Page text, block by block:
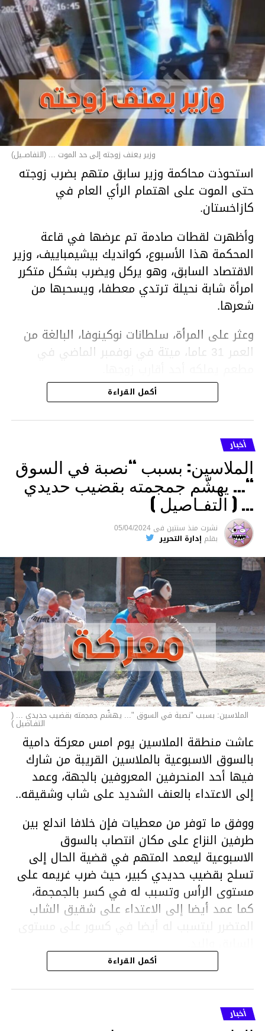
وزير يعنف زوجته إلى حد الموت ... (التفاصــيل)
استحوذت محاكمة وزير سابق متهم بضرب زوجته
حتى الموت على اهتمام الرأي العام في
كازاخستان.
وأظهرت لقطات صادمة تم عرضها في قاعة
المحكمة هذا الأسبوع، كوانديك بيشيمباييف، وزير
الاقتصاد السابق، وهو يركل ويضرب بشكل متكرر
امرأة شابة نحيلة ترتدي معطفا، ويسحبها من
شعرها.
وعثر على المرأة، سلطانات نوكينوفا، البالغة من
العمر 31 عاما، ميتة في نوفمبر الماضي في
ووفقا لتقرير الطبيب الشرعي، توفيت نوكينوفا
متأثرة بصدمة في الدماغ، وكانت إحدى عظام
أنفها مكسورة وكانت هناك كدمات متعددة على
وجهها ورأسها وذراعيها ويديها.
ويواجه بيشيمباييف (43 عاما) اتهامات بالتعذيب
والقتل باستخدام العنف الشديد ويواجه عقوبة
السجن لمدة تصل إلى 20 عاما.
الأخبار
أكمل القراءة
أخبار
الملاسين: بسبب “نصبة في السوق
“… يهشّم جمجمته بقضيب حديدي
… ( التفـاصيل )
نشرت منذ سنتين فى 05/04/2024
بقلم إدارة التحرير
الملاسين: بسبب "نصبة في السوق "... يهشّم جمجمته بقضيب حديدي ... (
التفـاصيل )
عاشت منطقة الملاسين يوم امس معركة دامية
بالسوق الاسبوعية بالملاسين القريبة من شارك
فيها أحد المنحرفين المعروفين بالجهة، وعمد
إلى الاعتداء بالعنف الشديد على شاب وشقيقه..
ووفق ما توفر من معطيات فإن خلافا اندلع بين
طرفين النزاع على مكان انتصاب بالسوق
الاسبوعية ليعمد المتهم في قضية الحال إلى
تسلح بقضيب حديدي كبير، حيث ضرب غريمه على
مستوى الرأس وتسبب له في كسر بالجمجمة،
كما عمد أيضا إلى الاعتداء على شقيق الشاب
المتضرر ليتسبب له أيضا في كسور على مستوى
هذا وقد تمكن أعوان مركز الأمن الوطني بحي
هلال في توقيت قياسي من محاصرة المشتبه به
والقبض عليه وإحالته على التحقيق في خصوص
ما نُسبه إليه.
أكمل القراءة
أخبار